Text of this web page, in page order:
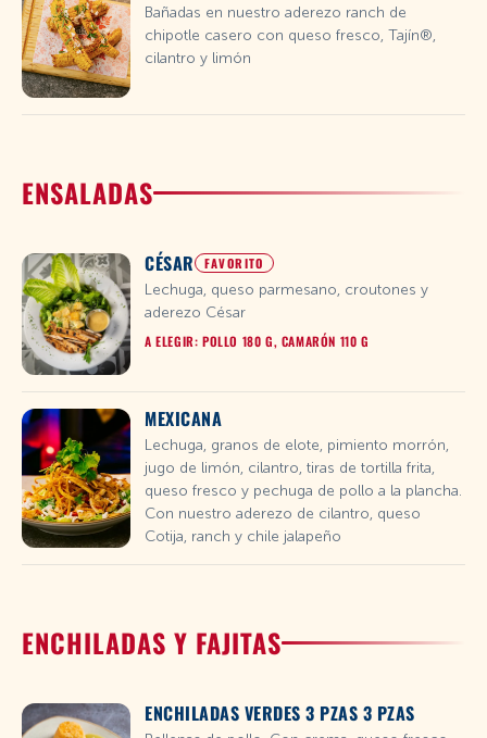
Bañadas en nuestro aderezo ranch de
chipotle casero con queso fresco, Tajín®,
cilantro y limón
ENSALADAS
CÉSAR FAVORITO
Lechuga, queso parmesano, croutones y
aderezo César
A ELEGIR: POLLO 180 G, CAMARÓN 110 G
MEXICANA
Lechuga, granos de elote, pimiento morrón,
jugo de limón, cilantro, tiras de tortilla frita,
queso fresco y pechuga de pollo a la plancha.
Con nuestro aderezo de cilantro, queso
Cotija, ranch y chile jalapeño
ENCHILADAS Y FAJITAS
ENCHILADAS VERDES 3 PZAS 3 PZAS